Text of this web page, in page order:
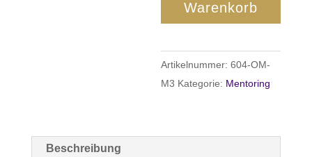
Prozess
der
Ent-
Warenkorb
Artikelnummer:604-OM-
M3 Kategorie: Mentoring
Beschreibung